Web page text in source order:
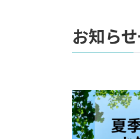
お知ら